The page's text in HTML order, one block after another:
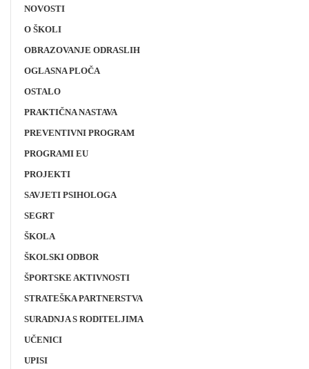
NOVOSTI
O ŠKOLI
OBRAZOVANJE ODRASLIH
OGLASNA PLOČA
OSTALO
PRAKTIČNA NASTAVA
PREVENTIVNI PROGRAM
PROGRAMI EU
PROJEKTI
SAVJETI PSIHOLOGA
SEGRT
ŠKOLA
ŠKOLSKI ODBOR
ŠPORTSKE AKTIVNOSTI
STRATEŠKA PARTNERSTVA
SURADNJA S RODITELJIMA
UČENICI
UPISI